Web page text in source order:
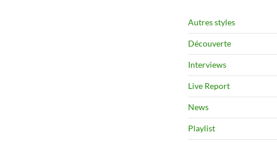
Autres styles
Découverte
Interviews
Live Report
News
Playlist